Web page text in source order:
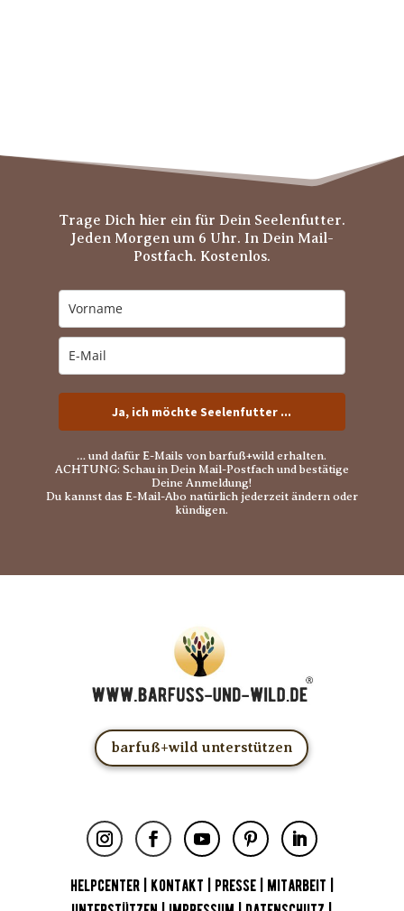
Trage Dich hier ein für Dein Seelenfutter.
Jeden Morgen um 6 Uhr. In Dein Mail-
Postfach. Kostenlos.
Ja, ich möchte Seelenfutter ...
… und dafür E-Mails von barfuß+wild erhalten.
ACHTUNG: Schau in Dein Mail-Postfach und bestätige
Deine Anmeldung!
Du kannst das E-Mail-Abo natürlich jederzeit ändern oder
kündigen.
barfuß+wild unterstützen
HELPCENTER| KONTAKT PRESSE| MITARBEIT